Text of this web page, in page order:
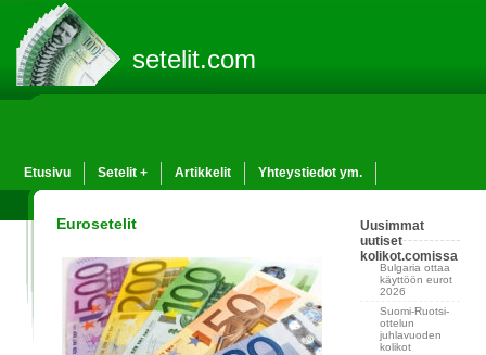
setelit.com
Etusivu Setelit + Artikkelit Yhteystiedot ym.
Eurosetelit
Uusimmat
uutiset
kolikot.comissa
Bulgaria ottaa
käyttöön eurot
2026
Suomi-Ruotsi-
ottelun
juhlavuoden
kolikot